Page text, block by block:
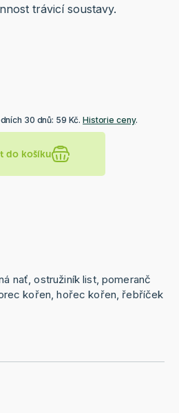
trávicí soustavy.
30 dnů: 59 Kč.Historie ceny.
do košíku
nať, ostružiník list, pomeranč
kořen, hořec kořen, řebříček